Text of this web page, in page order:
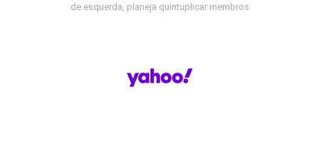
de esquerda, planeja quintuplicar membros